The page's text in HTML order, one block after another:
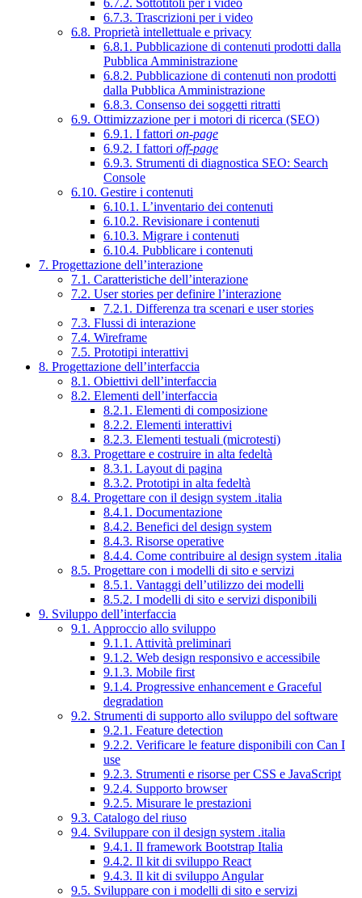
6.7.2. Sottotitoli per i video
6.7.3. Trascrizioni per i video
6.8. Proprietà intellettuale e privacy
6.8.1. Pubblicazione di contenuti prodotti dalla
Pubblica Amministrazione
6.8.2. Pubblicazione di contenuti non prodotti
dalla Pubblica Amministrazione
6.8.3. Consenso dei soggetti ritratti
6.9. Ottimizzazione per i motori di ricerca (SEO)
6.9.1. I fattori on-page
6.9.2. I fattori off-page
6.9.3. Strumenti di diagnostica SEO: Search
Console
6.10. Gestire i contenuti
6.10.1. L’inventario dei contenuti
6.10.2. Revisionare i contenuti
6.10.3. Migrare i contenuti
6.10.4. Pubblicare i contenuti
7. Progettazione dell’interazione
7.1. Caratteristiche dell’interazione
7.2. User stories per definire l’interazione
7.2.1. Differenza tra scenari e user stories
7.3. Flussi di interazione
7.4. Wireframe
7.5. Prototipi interattivi
8. Progettazione dell’interfaccia
8.1. Obiettivi dell’interfaccia
8.2. Elementi dell’interfaccia
8.2.1. Elementi di composizione
8.2.2. Elementi interattivi
8.2.3. Elementi testuali (microtesti)
8.3. Progettare e costruire in alta fedeltà
8.3.1. Layout di pagina
8.3.2. Prototipi in alta fedeltà
8.4. Progettare con il design system .italia
8.4.1. Documentazione
8.4.2. Benefici del design system
8.4.3. Risorse operative
8.4.4. Come contribuire al design system .italia
8.5. Progettare con i modelli di sito e servizi
8.5.1. Vantaggi dell’utilizzo dei modelli
8.5.2. I modelli di sito e servizi disponibili
9. Sviluppo dell’interfaccia
9.1. Approccio allo sviluppo
9.1.1. Attività preliminari
9.1.2. Web design responsivo e accessibile
9.1.3. Mobile first
9.1.4. Progressive enhancement e Graceful
degradation
9.2. Strumenti di supporto allo sviluppo del software
9.2.1. Feature detection
9.2.2. Verificare le feature disponibili con Can I
use
9.2.3. Strumenti e risorse per CSS e JavaScript
9.2.4. Supporto browser
9.2.5. Misurare le prestazioni
9.3. Catalogo del riuso
9.4. Sviluppare con il design system .italia
9.4.1. Il framework Bootstrap Italia
9.4.2. Il kit di sviluppo React
9.4.3. Il kit di sviluppo Angular
9.5. Sviluppare con i modelli di sito e servizi